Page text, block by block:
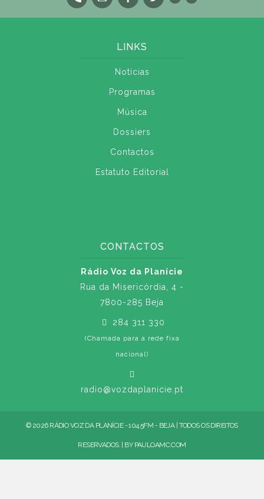
LINKS
Notícias
Programas
Música
Dossiers
Contactos
Estatuto Editorial
CONTACTOS
Rádio Voz da Planície
Rua da Misericórdia, 4 -
7800-285 Beja
284 311 330
(Chamada para a rede fixa
nacional)
radio@vozdaplanicie.pt
© 2026 RÁDIO VOZ DA PLANÍCIE - 104.5FM - BEJA | TODOS OS DIREITOS
RESERVADOS. | BY PAULOAMC.COM